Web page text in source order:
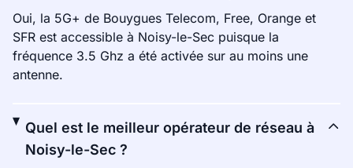
Oui, la 5G+ de Bouygues Telecom, Free, Orange et
SFR est accessible à Noisy-le-Sec puisque la
fréquence 3.5 Ghz a été activée sur au moins une
antenne.
Quel est le meilleur opérateur de réseau à
Noisy-le-Sec ?